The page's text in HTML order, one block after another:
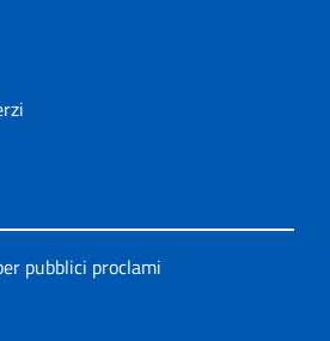
pubblici proclami